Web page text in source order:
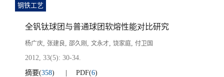
钢铁工艺
全钒钛球团与普通球团软熔性能对比研究
杨广庆, 张建良, 邵久刚 , 文永才, 饶家庭, 付卫国
2012, 33(5): 30-34.
摘要(358) PDF(6)